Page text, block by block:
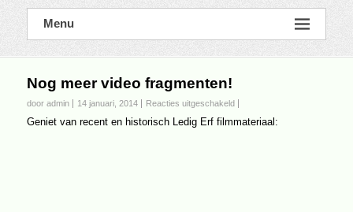
Menu
Nog meer video fragmenten!
door admin 14 januari, 2014 Reacties uitgeschakeldvoor
Geniet van recent en historisch Ledig Erf filmmateriaal: